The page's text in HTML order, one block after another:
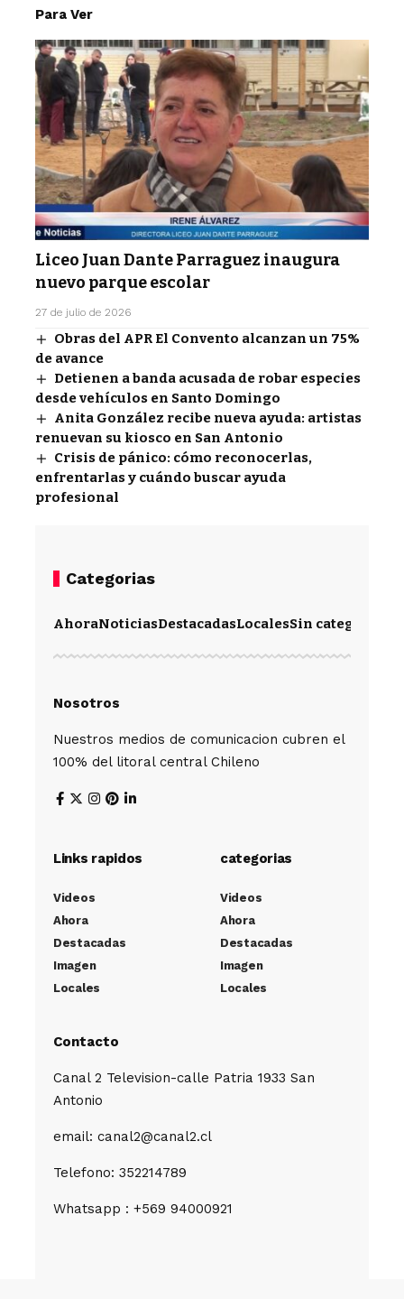
Para Ver
Liceo Juan Dante Parraguez inaugura
nuevo parque escolar
27 de julio de 2026
Obras del APR El Convento alcanzan un 75%
de avance
Detienen a banda acusada de robar especies
desde vehículos en Santo Domingo
Anita González recibe nueva ayuda: artistas
renuevan su kiosco en San Antonio
Crisis de pánico: cómo reconocerlas,
enfrentarlas y cuándo buscar ayuda
profesional
Categorias
AhoraNoticiasDestacadasLocalesSin categoría
Nosotros
Nuestros medios de comunicacion cubren el
100% del litoral central Chileno
Links rapidos
Videos
Ahora
Destacadas
Imagen
Locales
categorias
Videos
Ahora
Destacadas
Imagen
Locales
Contacto
Canal 2 Television-calle Patria 1933 San
Antonio
email: canal2@canal2.cl
Telefono: 352214789
Whatsapp : +569 94000921